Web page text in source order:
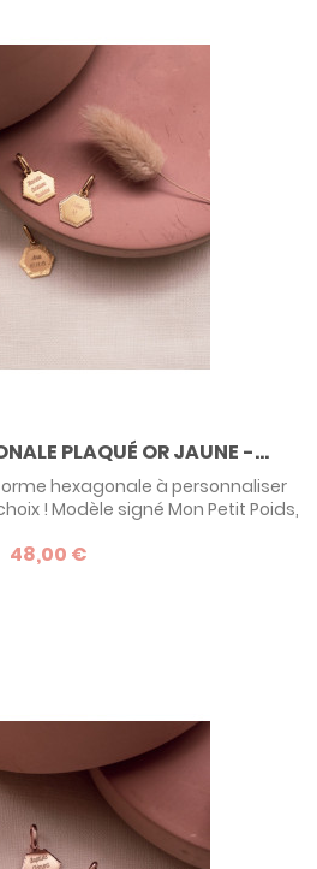
PLAQUÉ OR JAUNE -...
hexagonale à personnaliser
! Modèle signé Mon Petit Poids,
48,00 €